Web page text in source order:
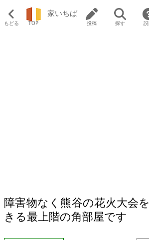
もどる TOP
家いちば
投稿 探す
障害物なく熊谷の花火大会
きる最上階の角部屋です